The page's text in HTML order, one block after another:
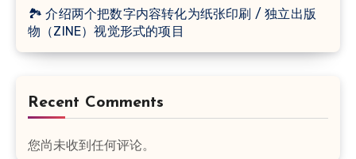
🏞 介绍两个把数字内容转化为纸张印刷 / 独立出版
物（ZINE）视觉形式的项目
Recent Comments
您尚未收到任何评论。